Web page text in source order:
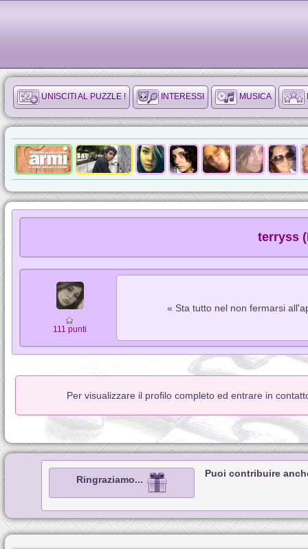
UNISCITI AL PUZZLE ! INTERESSI MUSICA
terryss
111 punti
« Sta tutto nel non fermarsi
Per visualizzare il profilo completo ed entrare in
Ringraziamo...
Puoi contribuire